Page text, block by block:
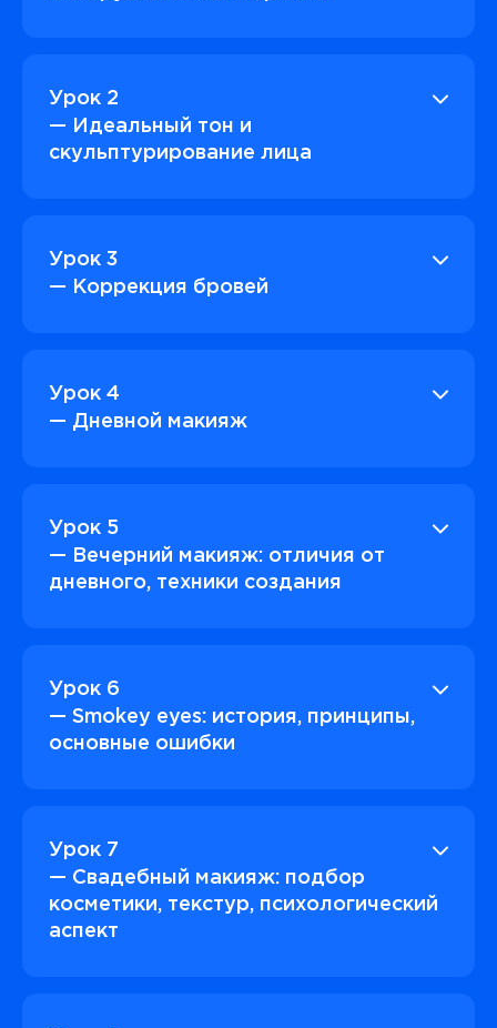
Урок 2
— Идеальный тон и
скульптурирование лица
Урок 3
— Коррекция бровей
Урок 4
— Дневной макияж
Урок 5
— Вечерний макияж: отличия от
дневного, техники создания
Урок 6
— Smokey eyes: история, принципы,
основные ошибки
Урок 7
— Свадебный макияж: подбор
косметики, текстур, психологический
аспект